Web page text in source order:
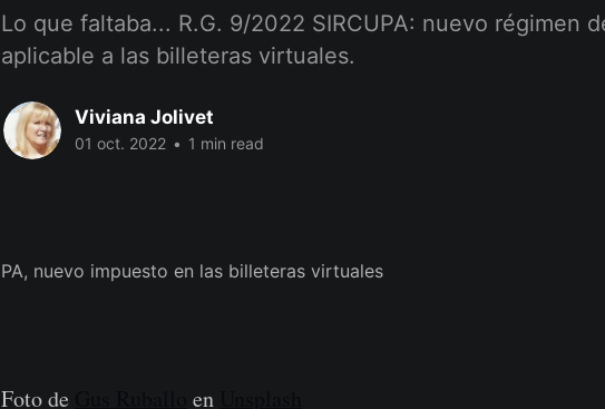
Lo que faltaba... R.G. 9/2022 SIRCUPA: nuevo régimen
aplicable a las billeteras virtuales.
Viviana Jolivet
01 oct. 2022 • 1 min read
Foto de en